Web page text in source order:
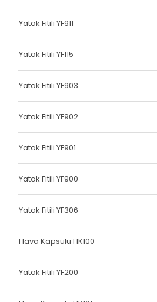
Terlik Kolonu
Terlik Kolonu
Terlik Kolonu
Terlik Kolonu
Terlik Kolonu
Terlik Kolonu
Terlik Kolonu
Terlik Kolonu
Terlik Kolonu
Terlik Kolonu
Yatak Fitili YF911
Yatak Fitili YF115
Yatak Fitili YF903
Yatak Fitili YF902
Yatak Fitili YF901
Yatak Fitili YF900
Yatak Fitili YF306
Hava Kapsülü HK100
Yatak Fitili YF200